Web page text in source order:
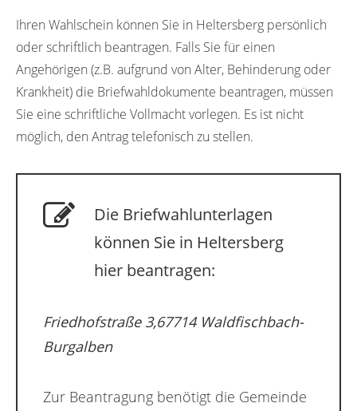
Ihren Wahlschein können Sie in Heltersberg persönlich
oder schriftlich beantragen. Falls Sie für einen
Angehörigen (z.B. aufgrund von Alter, Behinderung oder
Krankheit) die Briefwahldokumente beantragen, müssen
Sie eine schriftliche Vollmacht vorlegen. Es ist nicht
möglich, den Antrag telefonisch zu stellen.
Die Briefwahlunterlagen
können Sie in Heltersberg
hier beantragen:
Friedhofstraße 3,67714 Waldfischbach-
Burgalben
Zur Beantragung benötigt die Gemeinde